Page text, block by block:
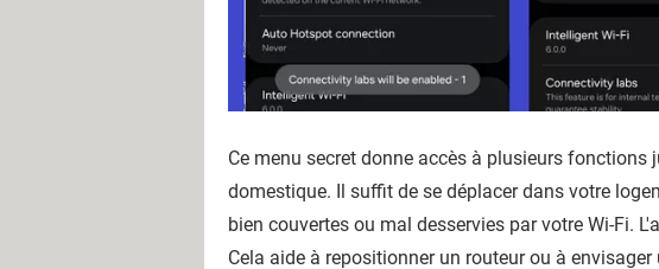
Ce menu secret donne accès à plusieurs
domestique. Il suffit de se déplacer dans votre
bien couvertes ou mal desservies par votre Wi-Fi.
Cela aide à repositionner un routeur ou à